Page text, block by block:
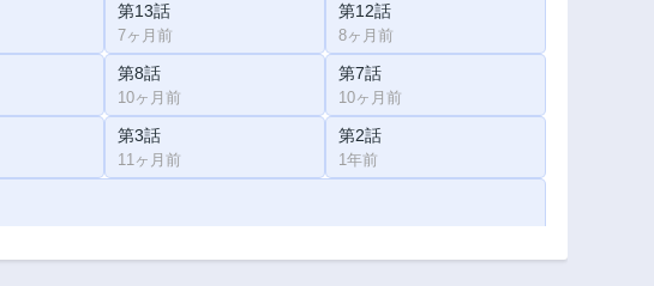
第13話
7ヶ月前
第12話
8ヶ月前
第8話
10ヶ月前
第7話
10ヶ月前
第3話
11ヶ月前
第2話
1年前